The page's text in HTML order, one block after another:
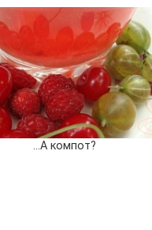
...А компот?